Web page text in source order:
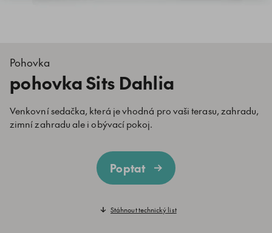
Pohovka
pohovka Sits Dahlia
Venkovní sedačka, která je vhodná pro vaši terasu, zahradu,
zimní zahradu ale i obývací pokoj.
Poptat
Stáhnout technický list